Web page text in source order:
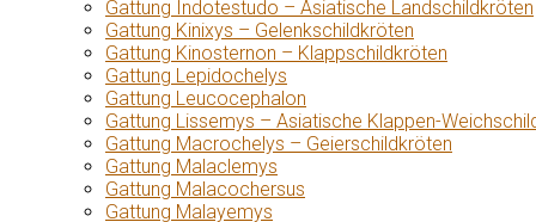
Gattung Indotestudo – Asiatische Landschildkröten
Gattung Kinixys – Gelenkschildkröten
Gattung Kinosternon – Klappschildkröten
Gattung Lepidochelys
Gattung Leucocephalon
Gattung Lissemys – Asiatische Klappen-
Gattung Macrochelys – Geierschildkröten
Gattung Malaclemys
Gattung Malacochersus
Gattung Malayemys